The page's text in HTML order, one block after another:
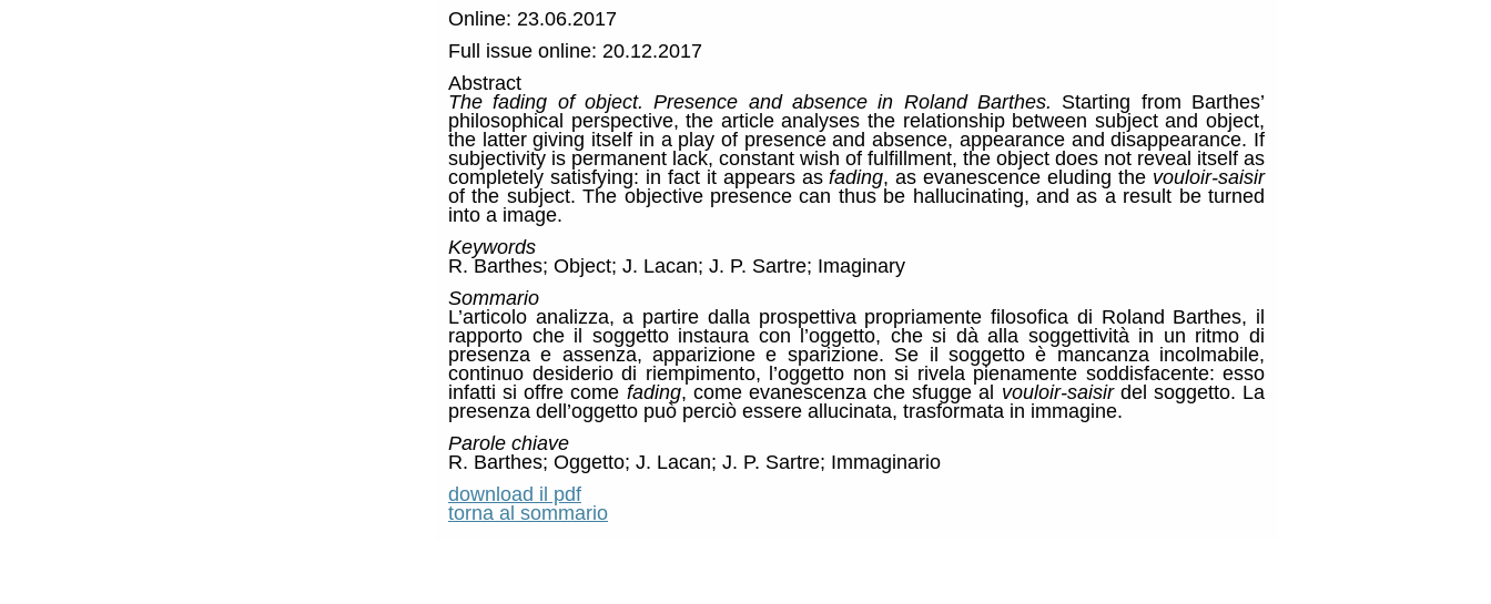
Online: 23.06.2017
Full issue online: 20.12.2017
Abstract
The fading of object. Presence and absence in Roland Barthes. Starting from Barthes’
philosophical perspective, the article analyses the relationship between subject and object,
the latter giving itself in a play of presence and absence, appearance and disappearance. If
subjectivity is permanent lack, constant wish of fulfillment, the object does not reveal itself as
completely satisfying: in fact it appears asfading, as evanescence eluding the vouloir-saisir
of the subject. The objective presence can thus be hallucinating, and as a result be turned
into a image.
Keywords
R. Barthes; Object; J. Lacan; J. P. Sartre; Imaginary
Sommario
L’articolo analizza, a partire dalla prospettiva propriamente filosofica di Roland Barthes, il
rapporto che il soggetto instaura con l’oggetto, che si dà alla soggettività in un ritmo di
presenza e assenza, apparizione e sparizione. Se il soggetto è mancanza incolmabile,
continuo desiderio di riempimento, l’oggetto non si rivela pienamente soddisfacente: esso
infatti si offre come fading, come evanescenza che sfugge al vouloir-saisirdel soggetto. La
presenza dell’oggetto può perciò essere allucinata, trasformata in immagine.
Parole chiave
R. Barthes; Oggetto; J. Lacan; J. P. Sartre; Immaginario
download il pdf
torna al sommario